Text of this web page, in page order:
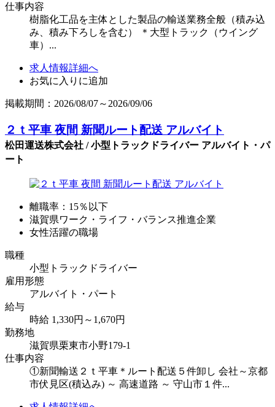
仕事内容
樹脂化工品を主体とした製品の輸送業務全般（積み込
み、積み下ろしを含む） ＊大型トラック（ウイング
車）...
求人情報詳細へ
お気に入りに追加
掲載期間：2026/08/07～2026/09/06
２ｔ平車 夜間 新聞ルート配送 アルバイト
松田運送株式会社 / 小型トラックドライバー アルバイト・パ
ート
離職率：15％以下
滋賀県ワーク・ライフ・バランス推進企業
女性活躍の職場
職種
小型トラックドライバー
雇用形態
アルバイト・パート
給与
時給 1,330円～1,670円
勤務地
滋賀県栗東市小野179-1
仕事内容
①新聞輸送２ｔ平車＊ルート配送５件卸し 会社～京都
市伏見区(積込み) ～ 高速道路 ～ 守山市１件...